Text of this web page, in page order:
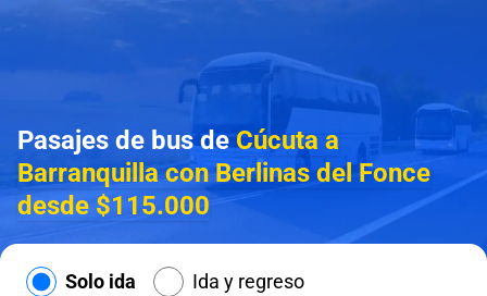
Pasajes de bus deCúcuta a
Barranquilla con Berlinas del Fonce
desde $115.000
Solo ida Ida y regreso